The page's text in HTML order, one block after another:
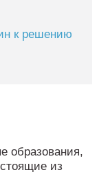
к решению
образования,
из